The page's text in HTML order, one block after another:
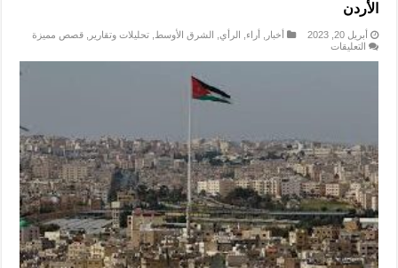
الأردن
أبريل 20, 2023 أخبار أراء الرأي الشرق الأوسط تحليلات وتقارير
قصص مميزة
التعليقاتعلى
في
الأردن
مغلقة